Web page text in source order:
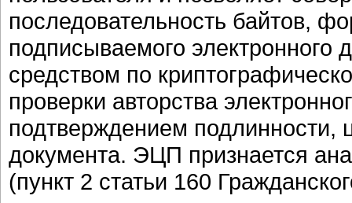
последовательность байтов,
подписываемого
средством по
проверки авторства
подтверждением подлинности,
документа. ЭЦП признается
(пункт 2 статьи 160